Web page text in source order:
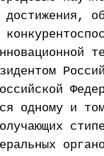
достижения,
одному и